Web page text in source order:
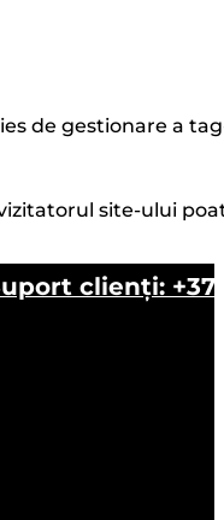
de gestionare a
site-ului
clienți: